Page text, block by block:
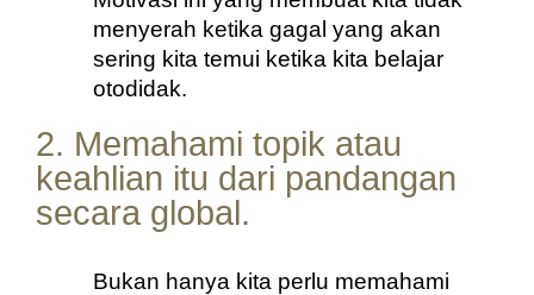
menyerah ketika gagal yang akan
sering kita temui ketika kita belajar
otodidak.
2. Memahami topik atau
keahlian itu dari pandangan
secara global.
Bukan hanya kita perlu memahami